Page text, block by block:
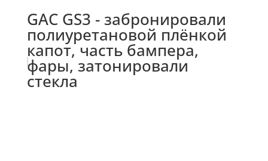
GAC GS3 - забронировали
полиуретановой плёнкой
капот, часть бампера,
фары, затонировали
стекла